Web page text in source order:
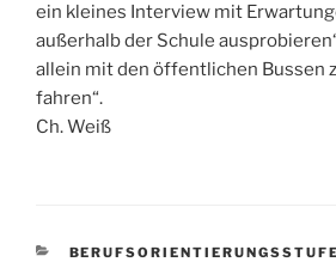
ein kleines Interview mit
außerhalb der Schule
allein mit den öffentlichen Bussen
fahren“.
Ch. Weiß
KATEGORIEN
BERUFSORIENTIERUNGSSTUFE